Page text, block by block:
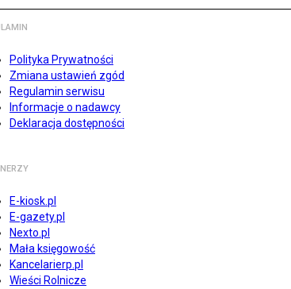
Polityka Prywatności
Zmiana ustawień zgód
Regulamin serwisu
Informacje o nadawcy
Deklaracja dostępności
E-kiosk.pl
E-gazety.pl
Nexto.pl
Mała księgowość
Kancelarierp.pl
Wieści Rolnicze